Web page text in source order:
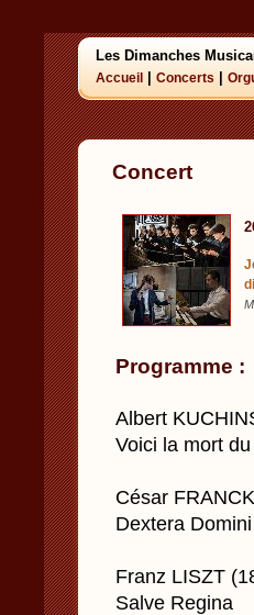
Les Dimanches
Accueil Concerts
Concert
Programme :
Albert
Voici la mort
César
Dextera Domini
Franz LISZT
Salve Regina